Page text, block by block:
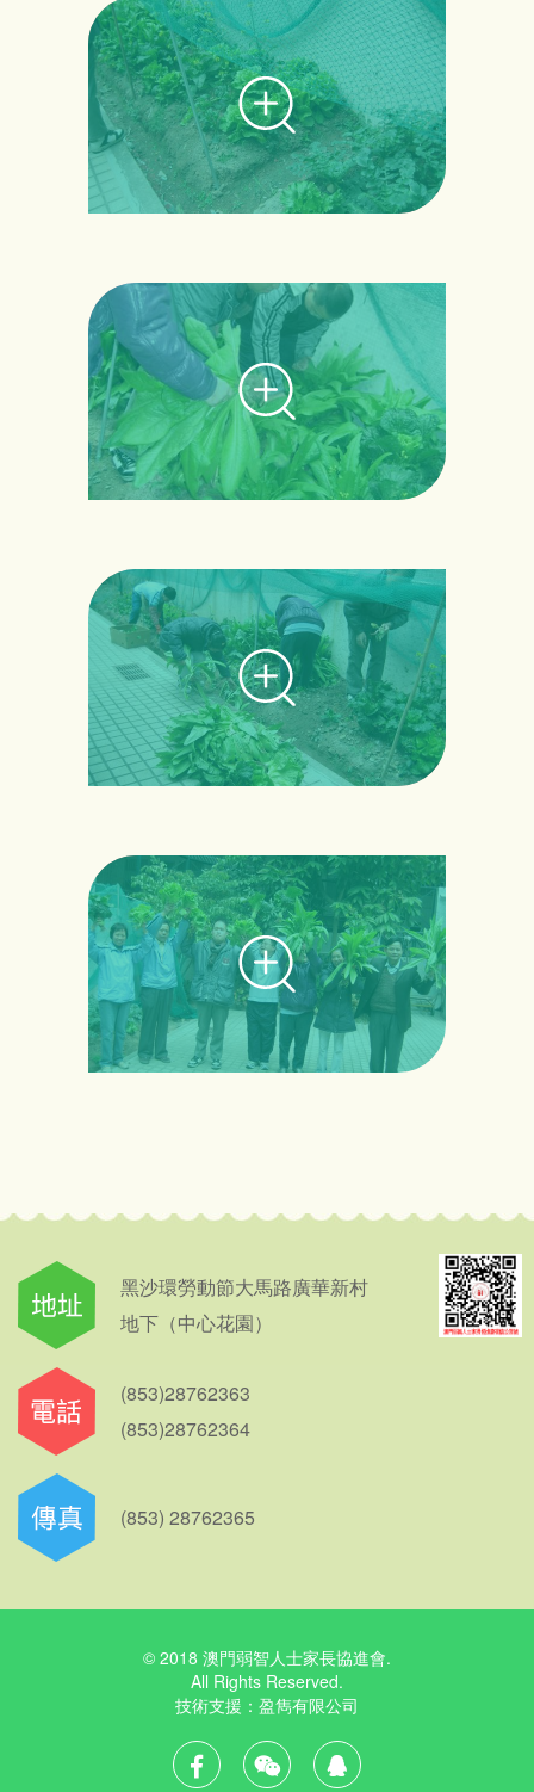
黑沙環勞動節大馬路廣華新村
地下（中心花園）
(853)28762363
(853)28762364
(853) 28762365
© 2018 澳門弱智人士家長協進會.
All Rights Reserved.
技術支援： 盈雋有限公司